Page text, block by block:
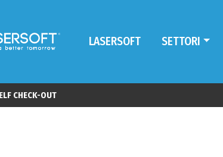
LASERSOFT SETTORI
CHECK-OUT